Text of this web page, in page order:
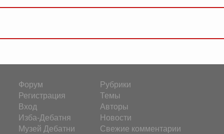
Форум
Регистрация
Вход
Изба-Дебатня
Музей Дебатни
Рубрики
Темы
Авторы
Новости
Свежие комментарии